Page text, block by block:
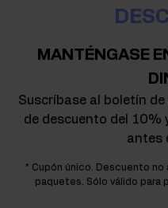
MANTÉNGASE
Suscríbase al boletín
de descuento del 10%
antes
* Cupón único. Descuento
paquetes. Sólo válido para